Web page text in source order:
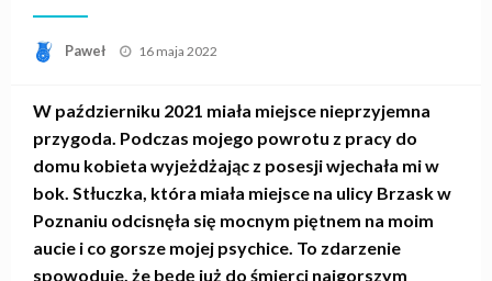
Paweł
Opublikowane
16 maja 2022
W październiku 2021 miała miejsce nieprzyjemna
przygoda. Podczas mojego powrotu z pracy do
domu kobieta wyjeżdżając z posesji wjechała mi w
bok. Stłuczka, która miała miejsce na ulicy Brzask w
Poznaniu odcisnęła się mocnym piętnem na moim
aucie i co gorsze mojej psychice. To zdarzenie
spowoduje, że będę już do śmierci najgorszym